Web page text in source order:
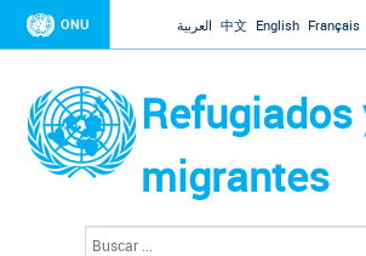
Jump to navigation
ONU العربية 中文 English Français
Refugiados
migrantes